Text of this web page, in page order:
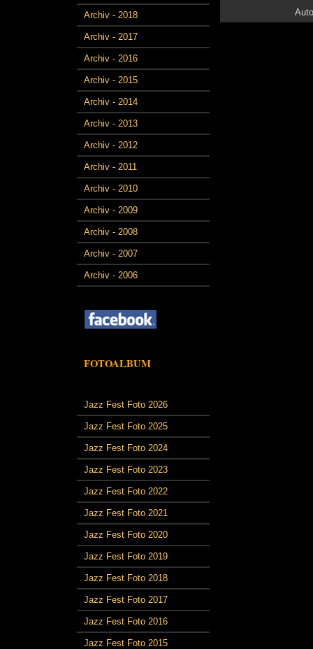
Archiv - 2018
Archiv - 2017
Archiv - 2016
Archiv - 2015
Archiv - 2014
Archiv - 2013
Archiv - 2012
Archiv - 2011
Archiv - 2010
Archiv - 2009
Archiv - 2008
Archiv - 2007
Archiv - 2006
FOTOALBUM
Jazz Fest Foto 2026
Jazz Fest Foto 2025
Jazz Fest Foto 2024
Jazz Fest Foto 2023
Jazz Fest Foto 2022
Jazz Fest Foto 2021
Jazz Fest Foto 2020
Jazz Fest Foto 2019
Jazz Fest Foto 2018
Jazz Fest Foto 2017
Jazz Fest Foto 2016
Jazz Fest Foto 2015